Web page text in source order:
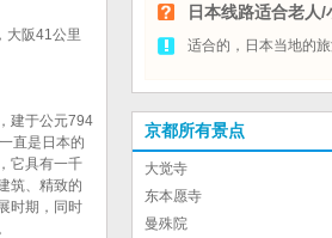
大阪41公里
建于公元794
直是日本的
它具有一千
筑、精致的
时期，同时
日本线路适合老人
适合的，日本当地的
京都所有景点
大觉寺
东本愿寺
曼殊院